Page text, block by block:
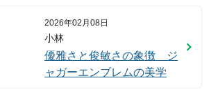
2026年02月08日
小林
優雅さと俊敏さの象徴 ジ
ャガーエンブレムの美学